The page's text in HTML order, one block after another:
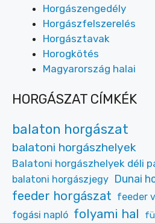
Horgászengedély
Horgászfelszerelés
Horgásztavak
Horogkötés
Magyarország halai
HORGÁSZAT CÍMKÉK
balaton horgászat
balatoni horgászhelyek
Balatoni horgászhelyek déli
balatoni horgászjegy Dunai
feeder horgászat feeder
fogási napló folyami hal